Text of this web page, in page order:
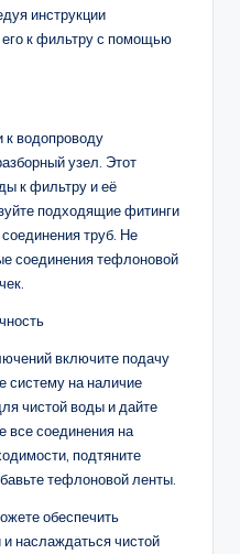
инструкции
к фильтру с помощью
водопроводу
узел. Этот
к фильтру и её
подходящие фитинги
труб. Не
соединения тефлоновой
включите подачу
систему на наличие
чистой воды и дайте
все соединения на
подтяните
тефлоновой ленты.
обеспечить
наслаждаться чистой